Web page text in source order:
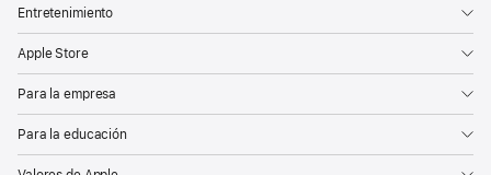
Entretenimiento
Apple Store
Para la empresa
Para la educación